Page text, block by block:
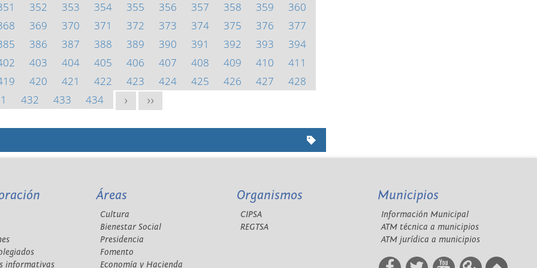
352 353 354 355 356 357 358 359
360
369 370 371 372 373 374 375 376
377
386 387 388 389 390 391 392 393
394
403 404 405 406 407 408 409 410
411
420 421 422 423 424 425 426 427
428
432 433 434 > >>
informativas
Áreas
Cultura
Bienestar Social
Presidencia
Fomento
Economía y Hacienda
Organismos
CIPSA
REGTSA
Municipios
Información Municipal
ATM técnica a municipios
ATM jurídica a municipios